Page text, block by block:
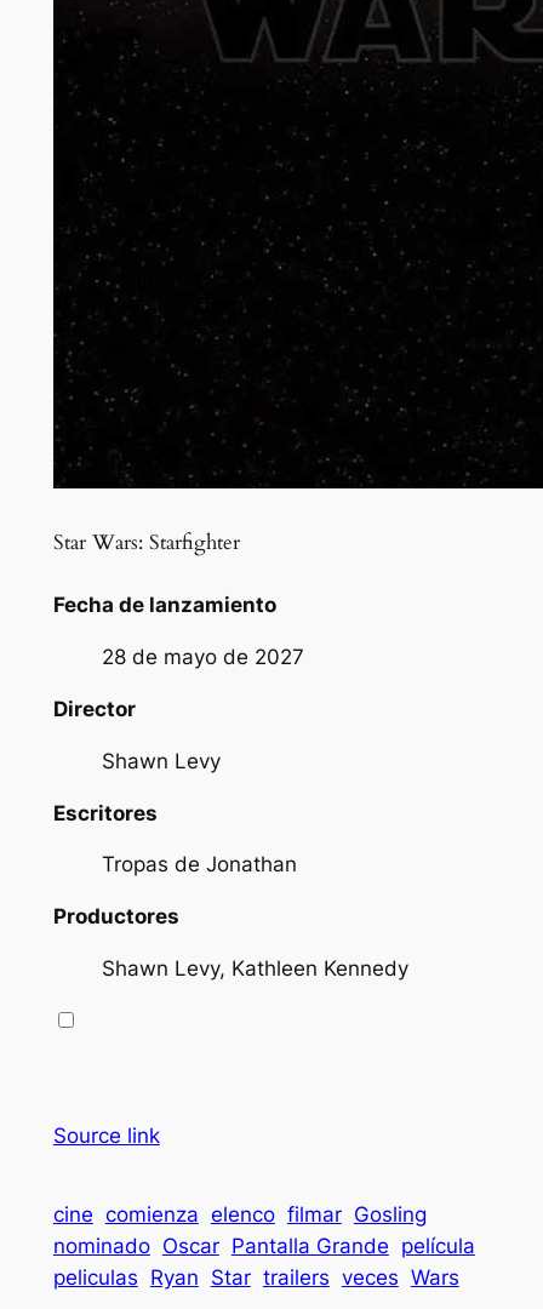
Star Wars: Starfighter
Fecha de lanzamiento
28 de mayo de 2027
Director
Shawn Levy
Escritores
Tropas de Jonathan
Productores
Shawn Levy, Kathleen Kennedy
Source link
cine comienza elenco filmar Gosling
nominado Oscar Pantalla Grande película
peliculas Ryan Star trailers veces Wars